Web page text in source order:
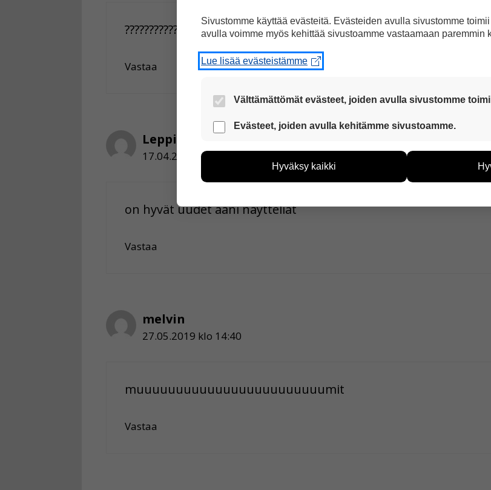
??????????????????????
Vastaa
Leppis559
17.04.2019 klo 16:25
on hyvät uudet ääni näytteliät
Vastaa
melvin
27.05.2019 klo 14:40
muuuuuuuuuuuuuuuuuuuuuuuumit
Vastaa
Sivustomme käyttää evästeitä. Evästeiden avulla sivustomme
avulla voimme myös kehittää sivustoamme vastaamaan paremmin
Lue lisää evästeistämme
Välttämättömät evästeet, joiden avulla sivustomme
Nämä evästeet ovat aina käytössä, jotta sivustoamme voi
Evästeet, joiden avulla kehitämme sivustoamme.
voimme kehittää sivustoamme vastaamaan paremmin käyttäjien
esimerkiksi kävijämääristä ja siitä, mitä sivuja käytetään ja miten
kuitenkaan kerää henkilötietoja kuten nimiä, eikä tietoja voi
Hyväksy kaikki